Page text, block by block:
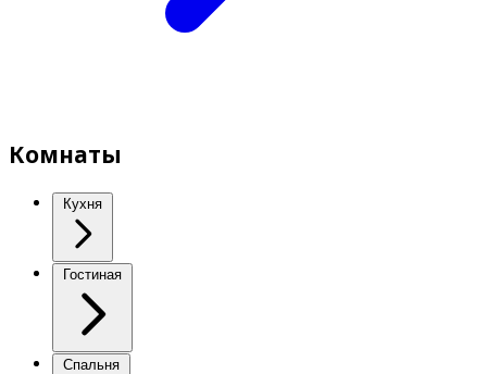
Комнаты
Кухня
Гостиная
Спальня